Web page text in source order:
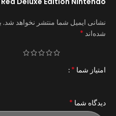
نشانی ایمیل شما منتشر نخواهد شد.
شده‌اند *
امتیاز شما *
دیدگاه شما *